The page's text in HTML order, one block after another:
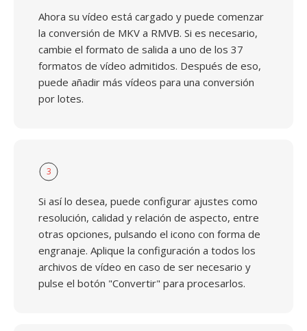
Ahora su vídeo está cargado y puede comenzar
la conversión de MKV a RMVB. Si es necesario,
cambie el formato de salida a uno de los 37
formatos de vídeo admitidos. Después de eso,
puede añadir más vídeos para una conversión
por lotes.
3
Si así lo desea, puede configurar ajustes como
resolución, calidad y relación de aspecto, entre
otras opciones, pulsando el icono con forma de
engranaje. Aplique la configuración a todos los
archivos de vídeo en caso de ser necesario y
pulse el botón "Convertir" para procesarlos.